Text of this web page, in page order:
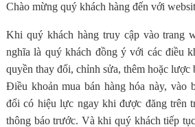
Chào mừng quý khách hàng đến với
Khi quý khách hàng truy cập vào trang
nghĩa là quý khách đồng ý với các điều
quyền thay đổi, chỉnh sửa, thêm hoặc lược
Điều khoản mua bán hàng hóa này, vào
đổi có hiệu lực ngay khi được đăng trên
thông báo trước. Và khi quý khách tiếp